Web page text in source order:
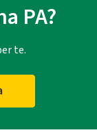
PA?
te.